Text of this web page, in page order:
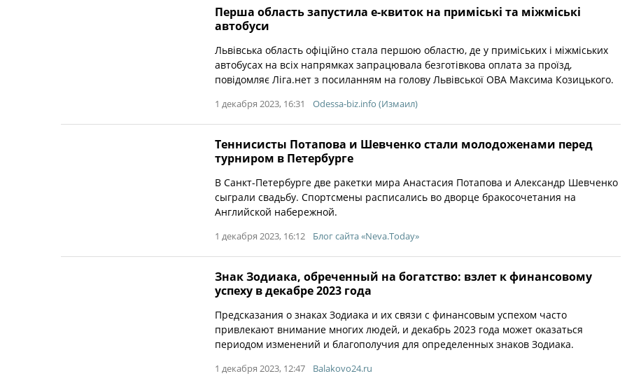
Перша область запустила е-квиток на приміські та міжміські
автобуси
Львівська область офіційно стала першою областю, де у приміських і міжміських
автобусах на всіх напрямках запрацювала безготівкова оплата за проїзд,
повідомляє Ліга.нет з посиланням на голову Львівської ОВА Максима Козицького.
1 декабря 2023, 16:31 Odessa-biz.info (Измаил)
Теннисисты Потапова и Шевченко стали молодоженами перед
турниром в Петербурге
В Санкт-Петербурге две ракетки мира Анастасия Потапова и Александр Шевченко
сыграли свадьбу. Спортсмены расписались во дворце бракосочетания на
Английской набережной.
1 декабря 2023, 16:12 Блог сайта «Neva.Today»
Знак Зодиака, обреченный на богатство: взлет к финансовому
успеху в декабре 2023 года
Предсказания о знаках Зодиака и их связи с финансовым успехом часто
привлекают внимание многих людей, и декабрь 2023 года может оказаться
периодом изменений и благополучия для определенных знаков Зодиака.
1 декабря 2023, 12:47 Balakovo24.ru